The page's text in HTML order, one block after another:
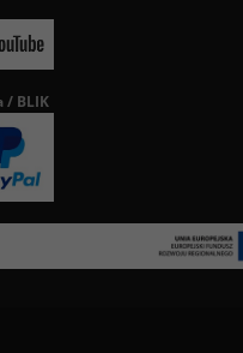
/ BLIK